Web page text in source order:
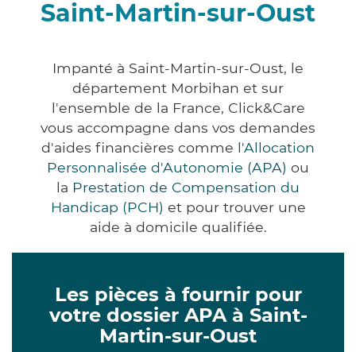
Saint-Martin-sur-Oust
Impanté à Saint-Martin-sur-Oust, le
département Morbihan et sur
l'ensemble de la France, Click&Care
vous accompagne dans vos demandes
d'aides financières comme l'Allocation
Personnalisée d'Autonomie (APA) ou
la Prestation de Compensation du
Handicap (PCH) et pour trouver une
aide à domicile qualifiée.
Les pièces à fournir pour
votre dossier APA à Saint-
Martin-sur-Oust